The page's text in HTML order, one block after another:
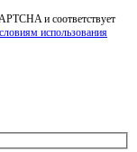
и соответствует
использования